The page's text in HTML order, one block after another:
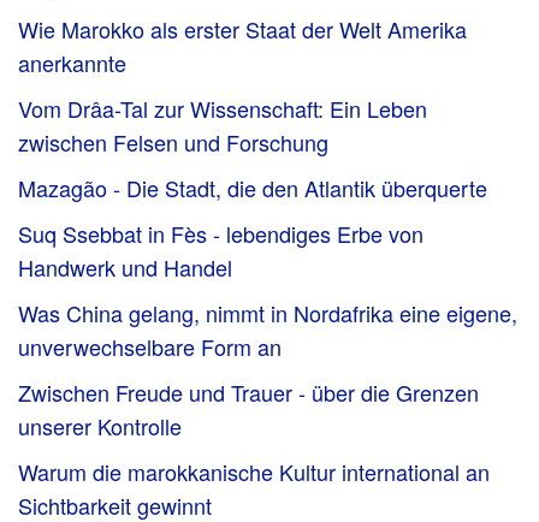
Wie Marokko als erster Staat der Welt Amerika
anerkannte
Vom Drâa-Tal zur Wissenschaft: Ein Leben
zwischen Felsen und Forschung
Mazagão - Die Stadt, die den Atlantik überquerte
Suq Ssebbat in Fès - lebendiges Erbe von
Handwerk und Handel
Was China gelang, nimmt in Nordafrika eine eigene,
unverwechselbare Form an
Zwischen Freude und Trauer - über die Grenzen
unserer Kontrolle
Warum die marokkanische Kultur international an
Sichtbarkeit gewinnt